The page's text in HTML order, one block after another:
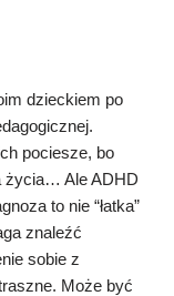
dzieckiem po
pociesze, bo
życia… Ale ADHD
to nie “łatka”
znaleźć
sobie z
Może być